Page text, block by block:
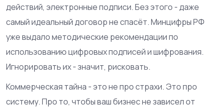
действий, электронные подписи. Без этого - даже
самый идеальный договор не спасёт. Минцифры РФ
уже выдало методические рекомендации по
использованию цифровых подписей и шифрования.
Игнорировать их - значит, рисковать.
Коммерческая тайна - это не про страхи. Это про
систему. Про то, чтобы ваш бизнес не зависел от